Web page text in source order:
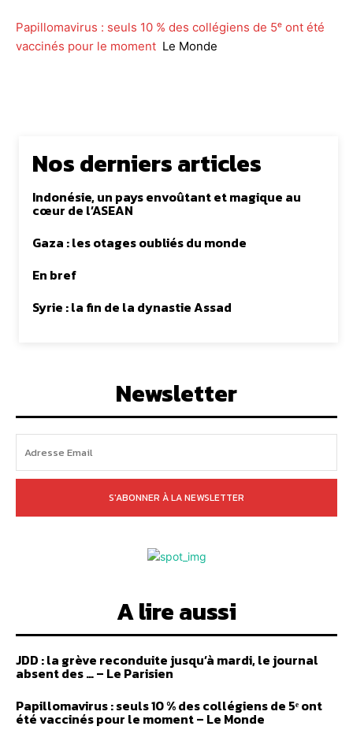
Papillomavirus : seuls 10 % des collégiens de 5ᵉ ont été
vaccinés pour le moment Le Monde
Nos derniers articles
Indonésie, un pays envoûtant et magique au
cœur de l’ASEAN
Gaza : les otages oubliés du monde
En bref
Syrie : la fin de la dynastie Assad
Newsletter
S'ABONNER À LA NEWSLETTER
A lire aussi
JDD : la grève reconduite jusqu’à mardi, le journal
absent des … – Le Parisien
Papillomavirus : seuls 10 % des collégiens de 5ᵉ ont
été vaccinés pour le moment – Le Monde